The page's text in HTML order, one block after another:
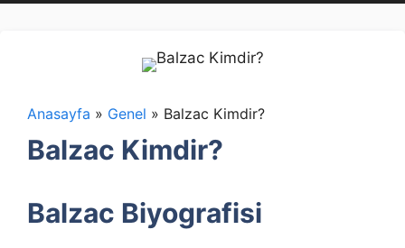
Anasayfa » Genel » Balzac Kimdir?
Balzac Kimdir?
Balzac Biyografisi